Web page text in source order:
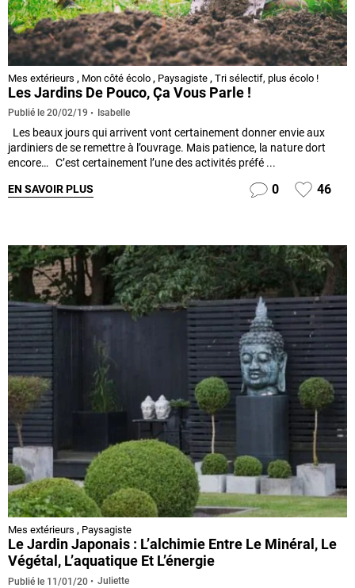
Mes extérieurs , Mon côté écolo , Paysagiste , Tri sélectif, plus écolo !
Les Jardins De Pouco, Ça Vous Parle !
Publié le 20/02/19 Isabelle
Les beaux jours qui arrivent vont certainement donner envie aux
jardiniers de se remettre à l’ouvrage. Mais patience, la nature dort
encore… C’est certainement l’une des activités préfé ...
EN SAVOIR PLUS 0 46
Mes extérieurs , Paysagiste
Le Jardin Japonais : L’alchimie Entre Le Minéral, Le
Végétal, L’aquatique Et L’énergie
Publié le 11/01/20 Juliette